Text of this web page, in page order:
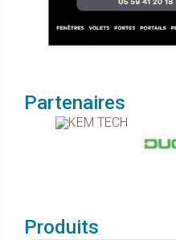
Partenaires
Produits